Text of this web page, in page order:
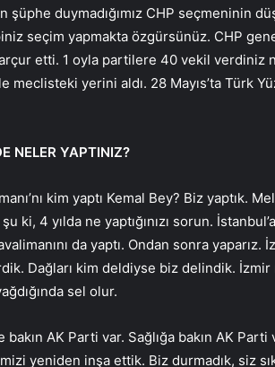
şüphe duymadığımız CHP seçmeninin
seçim yapmakta özgürsünüz. CHP
etti. 1 oyla partilere 40 vekil verdiniz
yerini aldı. 28 Mayıs’ta Türk
NELER YAPTINIZ?
kim yaptı Kemal Bey? Biz yaptık.
ki, 4 yılda ne yaptığınızı sorun.
da yaptı. Ondan sonra
Dağları kim deldiyse biz delindik.
sel olur.
bakın AK Parti var. Sağlığa bakın AK
yeniden inşa ettik. Biz durmadık, siz